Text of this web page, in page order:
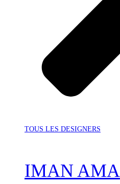
TOUS LES DESIGNERS
IMAN AMA